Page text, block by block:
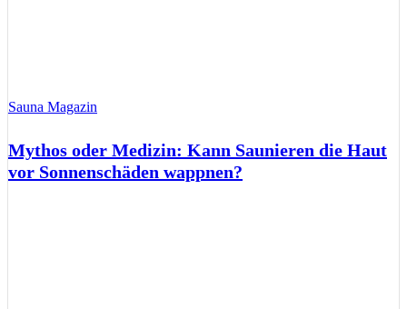
Sauna Magazin
Mythos oder Medizin: Kann Saunieren die Haut
vor Sonnenschäden wappnen?